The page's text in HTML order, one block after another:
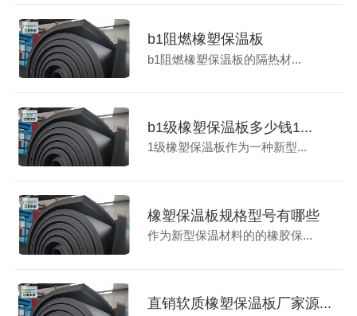
b1阻燃橡塑保温板
b1阻燃橡塑保温板的隔热材...
b1级橡塑保温板多少钱1...
1级橡塑保温板作为一种新型...
橡塑保温板规格型号有哪些
作为新型保温材料的的橡胶保...
直销软质橡塑保温板厂家源...